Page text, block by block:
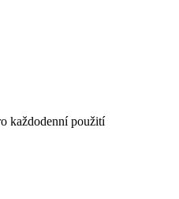
každodenní použití